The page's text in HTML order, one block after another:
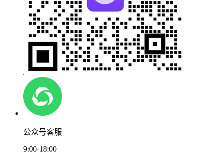
公众号客服
9:00-18:00